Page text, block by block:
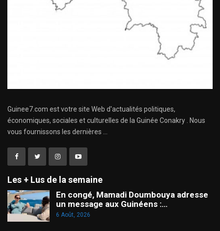
Guinee7.com est votre site Web d'actualités politiques,
économiques, sociales et culturelles de la Guinée Conakry . Nous
vous fournissons les dernières ...
Les + Lus de la semaine
En congé, Mamadi Doumbouya adresse
un message aux Guinéens :…
6 Août, 2026